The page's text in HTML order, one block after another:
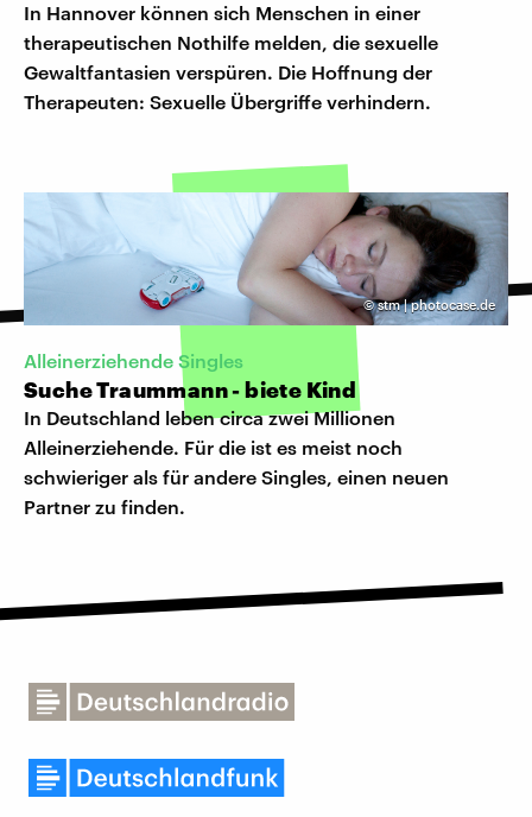
In Hannover können sich Menschen in einer
therapeutischen Nothilfe melden, die sexuelle
Gewaltfantasien verspüren. Die Hoffnung der
Therapeuten: Sexuelle Übergriffe verhindern.
©stm | photocase.de
Alleinerziehende Singles
Suche Traummann - biete Kind
In Deutschland leben circa zwei Millionen
Alleinerziehende. Für die ist es meist noch
schwieriger als für andere Singles, einen neuen
Partner zu finden.